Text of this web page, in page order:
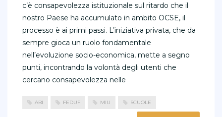
c’è consapevolezza istituzionale sul ritardo che il
nostro Paese ha accumulato in ambito OCSE, il
processo è ai primi passi. L’iniziativa privata, che da
sempre gioca un ruolo fondamentale
nell’evoluzione socio-economica, mette a segno
punti, incontrando la volontà degli utenti che
cercano consapevolezza nelle
ABI FEDUF MIU SCUOLE